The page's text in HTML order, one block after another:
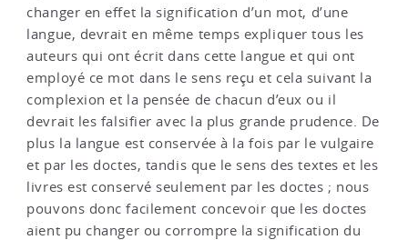
changer en effet la signification d’un mot, d’une
langue, devrait en même temps expliquer tous les
auteurs qui ont écrit dans cette langue et qui ont
employé ce mot dans le sens reçu et cela suivant la
complexion et la pensée de chacun d’eux ou il
devrait les falsifier avec la plus grande prudence. De
plus la langue est conservée à la fois par le vulgaire
et par les doctes, tandis que le sens des textes et les
livres est conservé seulement par les doctes ; nous
pouvons donc facilement concevoir que les doctes
aient pu changer ou corrompre la signification du